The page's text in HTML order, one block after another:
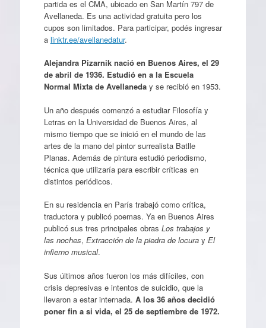
partida es el CMA, ubicado en San Martín 797 de
Avellaneda. Es una actividad gratuita pero los
cupos son limitados. Para participar, podés ingresar
a linktr.ee/avellanedatur.
Alejandra Pizarnik nació en Buenos Aires, el 29
de abril de 1936. Estudió en a la Escuela
Normal Mixta de Avellaneday se recibió en 1953.
Un año después comenzó a estudiar Filosofía y
Letras en la Universidad de Buenos Aires, al
mismo tiempo que se inició en el mundo de las
artes de la mano del pintor surrealista Batlle
Planas. Además de pintura estudió periodismo,
técnica que utilizaría para escribir críticas en
distintos periódicos.
En su residencia en París trabajó como crítica,
traductora y publicó poemas. Ya en Buenos Aires
publicó sus tres principales obras Los trabajos y
las noches, Extracción de la piedra de locuray El
infierno musical.
Sus últimos años fueron los más difíciles, con
crisis depresivas e intentos de suicidio, que la
llevaron a estar internada. A los 36 años decidió
poner fin a si vida, el 25 de septiembre de 1972.